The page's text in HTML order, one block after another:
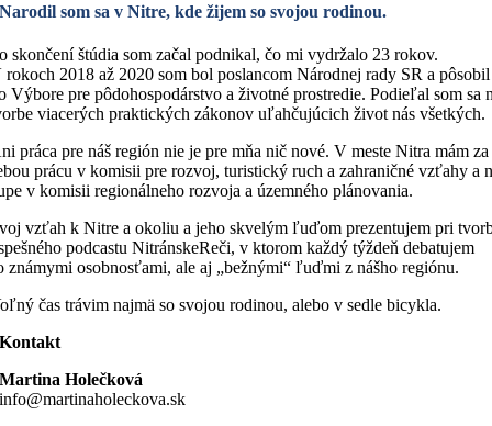
Narodil som sa v Nitre, kde žijem so svojou rodinou.
skončení štúdia som začal podnikal, čo mi vydržalo 23 rokov.
rokoch 2018 až 2020 som bol poslancom Národnej rady SR a pôsobil
Výbore pre pôdohospodárstvo a životné prostredie. Podieľal som sa
viacerých praktických zákonov uľahčujúcich život nás
práca pre náš región nie je pre mňa nič nové. V meste Nitra mám za
prácu v komisii pre rozvoj, turistický ruch a zahraničné vzťahy a
v komisii regionálneho rozvoja a územného plánovania.
vzťah k Nitre a okoliu a jeho skvelým ľuďom prezentujem pri
podcastu NitránskeReči, v ktorom každý týždeň debatujem
známymi osobnosťami, ale aj „bežnými“ ľuďmi z nášho regiónu.
čas trávim najmä so svojou rodinou, alebo v sedle bicykla.
Kontakt
Martina Holečková
info@martinaholeckova.sk